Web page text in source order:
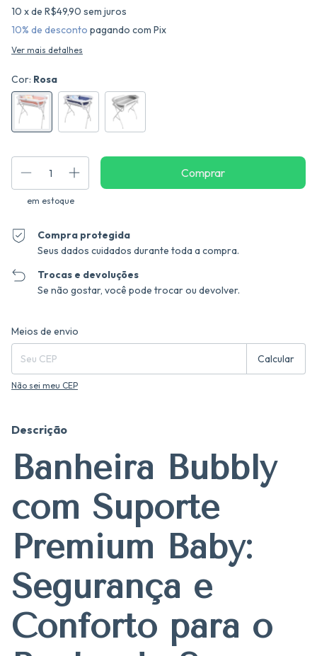
10 x de R$49,90 sem juros
10% de desconto pagando com Pix
Ver mais detalhes
Cor: Rosa
em estoque
Compra protegida
Seus dados cuidados durante toda a compra.
Trocas e devoluções
Se não gostar, você pode trocar ou devolver.
Entregas para o CEP:
Meios de envio
Calcular
Não sei meu CEP
Descrição
Banheira Bubbly
com Suporte
Premium Baby:
Segurança e
Conforto para o